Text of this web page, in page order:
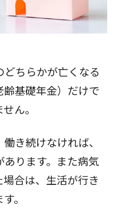
ちらかが亡くなる
基礎年金）だけで
ん。
き続けなければ、
ります。また病気
合は、生活が行き
。